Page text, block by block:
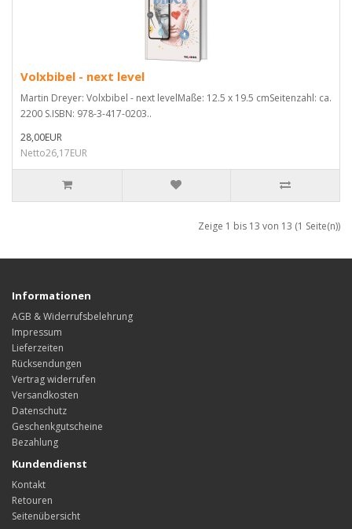
Volxbibel - next level
Martin Dreyer: Volxbibel - next levelMaße: 12.5 x 19.5 cmSeitenzahl: ca.
2200 S.ISBN: 978-3-417-0203..
28,00EUR
Netto26,17EUR
Zeige 1 bis 13 von 13 (1 Seite(n))
Informationen
AGB & Widerrufsbelehrung
Impressum
Lieferzeiten
Rücksendungen
Vertrag widerrufen
Versandkosten
Datenschutz
Geschenkgutscheine
Bezahlung
Kundendienst
Kontakt
Retouren
Seitenübersicht